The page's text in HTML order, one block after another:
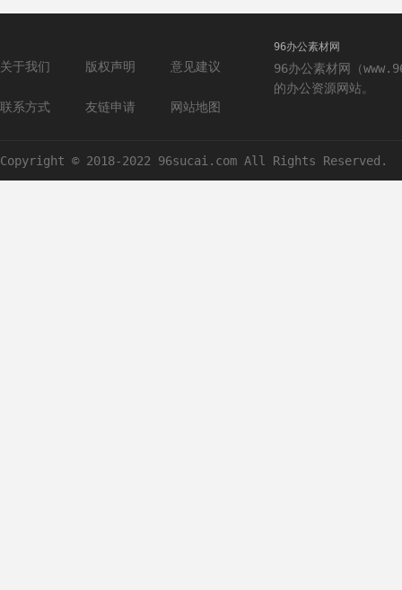
关于我们 版权声明 意见建议
联系方式 友链申请 网站地图
96办公素材网
96办公素材网（
的办公资源网站。
Copyright © 2018-2022 96sucai.com All Rights Reserved.